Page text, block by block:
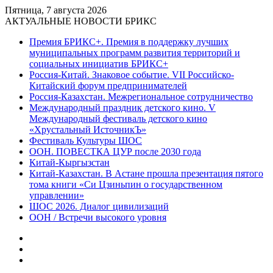
Пятница, 7 августа 2026
АКТУАЛЬНЫЕ НОВОСТИ БРИКС
Премия БРИКС+. Премия в поддержку лучших
муниципальных программ развития территорий и
социальных инициатив БРИКС+
Россия-Китай. Знаковое событие. VII Российско-
Китайский форум предпринимателей
Россия-Казахстан. Межрегиональное сотрудничество
Международный праздник детского кино. V
Международный фестиваль детского кино
«Хрустальный ИсточникЪ»
Фестиваль Культуры ШОС
ООН. ПОВЕСТКА ЦУР после 2030 года
Китай-Кыргызстан
Китай-Казахстан. В Астане прошла презентация пятого
тома книги «Си Цзиньпин о государственном
управлении»
ШОС 2026. Диалог цивилизаций
ООН / Встречи высокого уровня